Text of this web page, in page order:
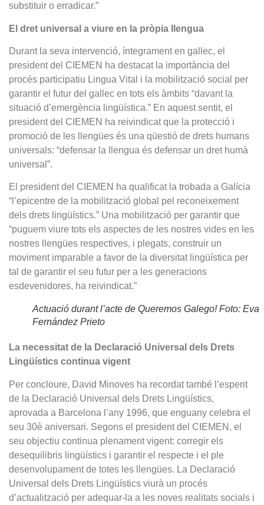
substituir o erradicar.”
El dret universal a viure en la pròpia llengua
Durant la seva intervenció, íntegrament en gallec, el
president del CIEMEN ha destacat la importància del
procés participatiu Lingua Vital i la mobilització social per
garantir el futur del gallec en tots els àmbits “davant la
situació d’emergència lingüística.” En aquest sentit, el
president del CIEMEN ha reivindicat que la protecció i
promoció de les llengües és una qüestió de drets humans
universals: “defensar la llengua és defensar un dret humà
universal”.
El president del CIEMEN ha qualificat la trobada a Galícia
“l’epicentre de la mobilització global pel reconeixement
dels drets lingüístics.” Una mobilització per garantir que
“puguem viure tots els aspectes de les nostres vides en les
nostres llengües respectives, i plegats, construir un
moviment imparable a favor de la diversitat lingüística per
tal de garantir el seu futur per a les generacions
esdevenidores, ha reivindicat.”
Actuació durant l’acte de Queremos Galego! Foto: Eva
Fernández Prieto
La necessitat de la Declaració Universal dels Drets
Lingüístics continua vigent
Per concloure, David Minoves ha recordat també l’esperit
de la Declaració Universal dels Drets Lingüístics,
aprovada a Barcelona l’any 1996, que enguany celebra el
seu 30è aniversari. Segons el president del CIEMEN, el
seu objectiu continua plenament vigent: corregir els
desequilibris lingüístics i garantir el respecte i el ple
desenvolupament de totes les llengües. La Declaració
Universal dels Drets Lingüístics viurà un procés
d’actualització per adequar-la a les noves realitats socials i